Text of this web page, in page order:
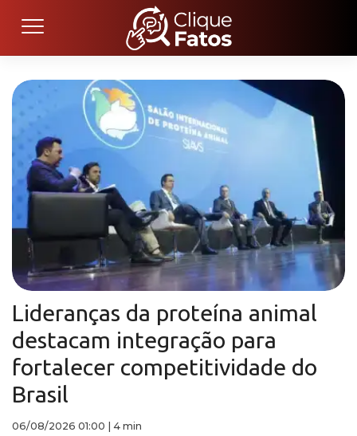
Lideranças da proteína animal
destacam integração para
fortalecer competitividade do
Brasil
06/08/2026 01:00 4 min